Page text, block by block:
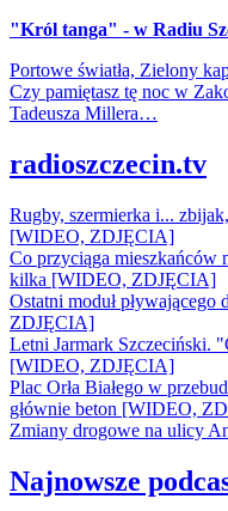
"Król tanga" - w Radiu
Portowe światła, Zielony
Czy pamiętasz tę noc w
Tadeusza Millera…
radioszczecin.tv
Rugby, szermierka i...
[WIDEO, ZDJĘCIA]
Co przyciąga mieszkańców
kilka [WIDEO, ZDJĘCIA]
Ostatni moduł
ZDJĘCIA]
Letni Jarmark Szczeciński.
[WIDEO, ZDJĘCIA]
Plac Orła Białego w
głównie beton [WIDEO,
Zmiany drogowe na ulicy
Najnowsze